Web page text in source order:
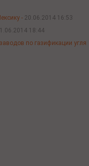
- 20.06.2014 16:53
18:44
по газификации угля